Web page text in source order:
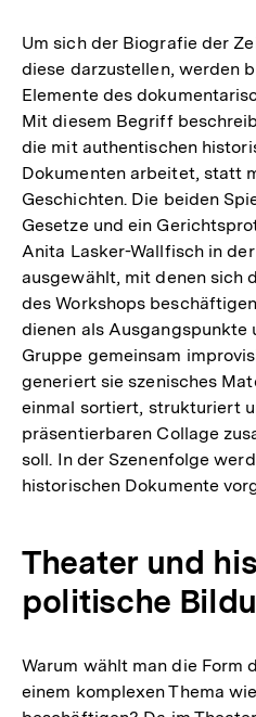
Um sich der Biografie der
diese darzustellen, werden
Elemente des
Mit diesem Begriff
die mit authentischen
Dokumenten arbeitet, statt
Geschichten. Die beiden
Gesetze und ein
Anita Lasker-Wallfisch in
ausgewählt, mit denen sich
des Workshops
dienen als Ausgangspunkte
Gruppe gemeinsam
generiert sie szenisches
einmal sortiert, strukturiert
präsentierbaren Collage
soll. In der Szenenfolge
historischen Dokumente
Theater und
politische
Warum wählt man die Form
einem komplexen Thema